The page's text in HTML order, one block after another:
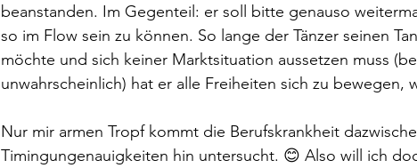
beanstanden. Im Gegenteil: er soll bitte genauso
so im Flow sein zu können. So lange der Tänzer seinen
möchte und sich keiner Marktsituation aussetzen muss
unwahrscheinlich) hat er alle Freiheiten sich zu bewegen,
Nur mir armen Tropf kommt die Berufskrankheit
Timingungenauigkeiten hin untersucht. 😊 Also will ich